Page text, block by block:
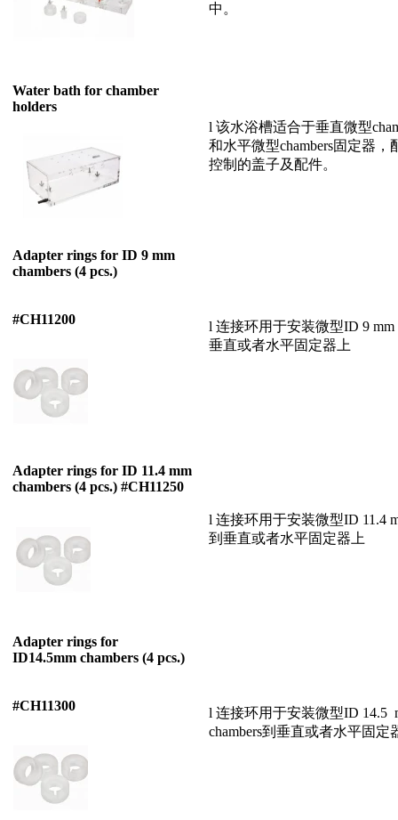
中。
Water bath for chamber
holders
l 该水浴槽适合于垂直微型
和水平微型chambers固定器，
控制的盖子及配件。
Adapter rings for ID 9 mm
chambers (4 pcs.)
#CH11200
l 连接环用于安装微型ID 9 mm
垂直或者水平固定器上
Adapter rings for ID 11.4 mm
chambers (4 pcs.) #CH11250
l 连接环用于安装微型ID 11.4
到垂直或者水平固定器上
Adapter rings for
ID14.5mm chambers (4 pcs.)
#CH11300
l 连接环用于安装微型ID 14.5
chambers到垂直或者水平固定